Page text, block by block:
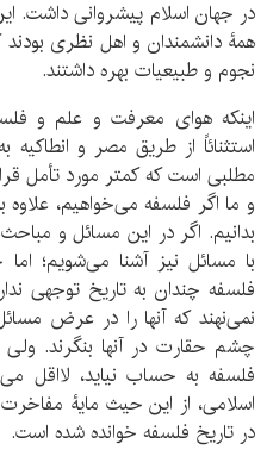
در جهان اسلام پیشروانی داشت.
همۀ دانشمندان و اهل نظری
نجوم و طبیعیات بهره داشتند.
اینکه هوای معرفت و علم و
استثنائاً از طریق مصر و انطاکیه
مطلبی است که کمتر مورد تأمل
و ما اگر فلسفه می‌خواهیم، علاوه
بدانیم. اگر در این مسائل و
با مسائل نیز آشنا می‌شویم؛ اما
فلسفه چندان به تاریخ توجهی
نمی‌نهند که آنها را در عرض
چشم حقارت در آنها بنگرند. ولی
فلسفه به حساب نیاید، لااقل
اسلامی، از این حیث مایۀ
در تاریخ فلسفه خوانده شده است.